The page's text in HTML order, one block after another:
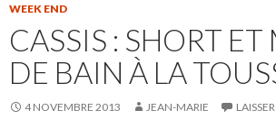
WEEK END
CASSIS : SHORT
DE BAIN À LA
4 NOVEMBRE 2013 JEAN-MARIE